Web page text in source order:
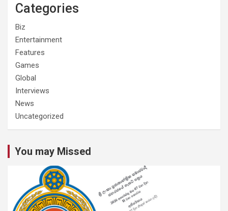
Categories
Biz
Entertainment
Features
Games
Global
Interviews
News
Uncategorized
You may Missed